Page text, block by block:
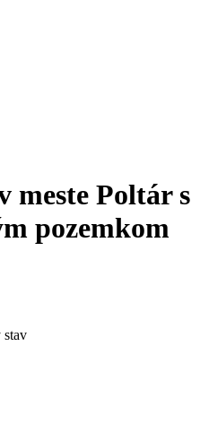
meste Poltár s
pozemkom
stav